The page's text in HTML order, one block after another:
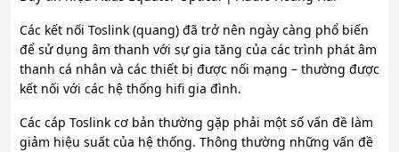
Các kết nối Toslink (quang) đã trở nên ngày càng phổ biến
để sử dụng âm thanh với sự gia tăng của các trình phát âm
thanh cá nhân và các thiết bị được nối mạng – thường được
kết nối với các hệ thống hifi gia đình.
Các cáp Toslink cơ bản thường gặp phải một số vấn đề làm
giảm hiệu suất của hệ thống. Thông thường những vấn đề